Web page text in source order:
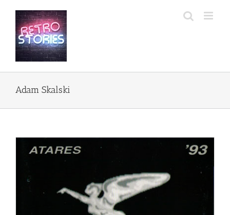
zawartości
Adam Skalski